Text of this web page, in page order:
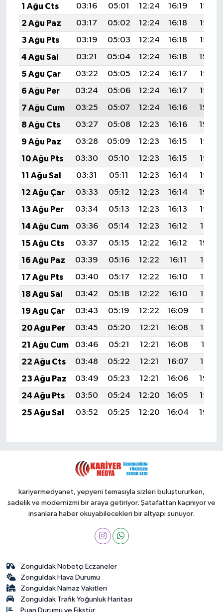
1 Ağu Cts
03:16 05:01 12:24 16:19
19:37
2 Ağu Paz
03:17 05:02 12:24 16:18
19:36
3 Ağu Pts
03:19 05:03 12:24 16:18
19:35
4 Ağu Sal
03:21 05:04 12:24 16:18
19:34
5 Ağu Çar
03:22 05:05 12:24 16:17
19:33
6 Ağu Per
03:24 05:06 12:24 16:17
19:32
7 Ağu Cum
03:25 05:07 12:24 16:16
19:30
8 Ağu Cts
03:27 05:08 12:23 16:16
19:29
9 Ağu Paz
03:28 05:09 12:23 16:15
19:28
10 Ağu Pts
03:30 05:10 12:23 16:15
19:27
11 Ağu Sal
03:31 05:11 12:23 16:14
19:25
12 Ağu Çar
03:33 05:12 12:23 16:14
19:24
13 Ağu Per
03:34 05:13 12:23 16:13
19:23
14 Ağu Cum
03:36 05:14 12:23 16:12
19:21
15 Ağu Cts
03:37 05:15 12:22 16:12
19:20
16 Ağu Paz
03:39 05:16 12:22 16:11
19:18
17 Ağu Pts
03:40 05:17 12:22 16:10
19:17
18 Ağu Sal
03:42 05:18 12:22 16:10
19:16
19 Ağu Çar
03:43 05:19 12:22 16:09
19:14
20 Ağu Per
03:45 05:20 12:21 16:08
19:13
21 Ağu Cum
03:46 05:21 12:21 16:08
19:11
22 Ağu Cts
03:48 05:22 12:21 16:07
19:10
23 Ağu Paz
03:49 05:23 12:21 16:06
19:08
24 Ağu Pts
03:50 05:24 12:20 16:05
19:07
25 Ağu Sal
03:52 05:25 12:20 16:04 19:05
kariyermedyanet, yepyeni temasıyla sizleri buluştururken,
sadelik ve modernizmi bir araya getiriyor. Şatafattan kaçınıyor ve
insanlara haber okuyabilecekleri bir altyapı sunuyor.
Zonguldak Nöbetçi Eczaneler
Zonguldak Hava Durumu
Zonguldak Namaz Vakitleri
Zonguldak Trafik Yoğunluk Haritası
Puan Durumu ve Fikstür